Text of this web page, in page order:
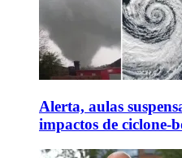
Alerta, aulas
impactos de ciclone-